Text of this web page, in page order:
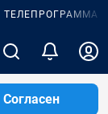
ТЕЛЕПРОГРАММА
Согласен